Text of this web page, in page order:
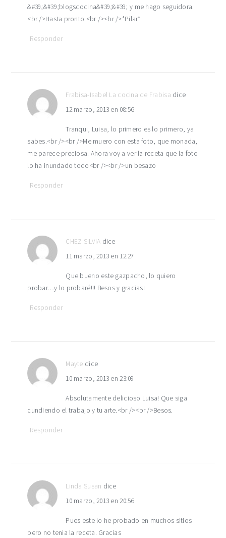
&#39;&#39;blogscocina&#39;&#39; y me hago seguidora.
<br />Hasta pronto.<br /><br />*Pilar*
Responder
Frabisa-Isabel La cocina de Frabisa dice
12 marzo, 2013 en 08:56
Tranqui, Luisa, lo primero es lo primero, ya
sabes.<br /><br />Me muero con esta foto, que monada,
me parece preciosa. Ahora voy a ver la receta que la foto
lo ha inundado todo<br /><br />un besazo
Responder
CHEZ SILVIA dice
11 marzo, 2013 en 12:27
Que bueno este gazpacho, lo quiero
probar…y lo probaré!!! Besos y gracias!
Responder
Mayte dice
10 marzo, 2013 en 23:09
Absolutamente delicioso Luisa! Que siga
cundiendo el trabajo y tu arte.<br /><br />Besos.
Responder
Linda Susan dice
10 marzo, 2013 en 20:56
Pues este lo he probado en muchos sitios
pero no tenia la receta. Gracias